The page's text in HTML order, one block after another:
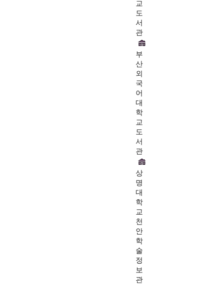
교
도
서
관
부
산
외
국
어
대
학
교
도
서
관
상
명
대
학
교
천
안
학
술
정
보
관